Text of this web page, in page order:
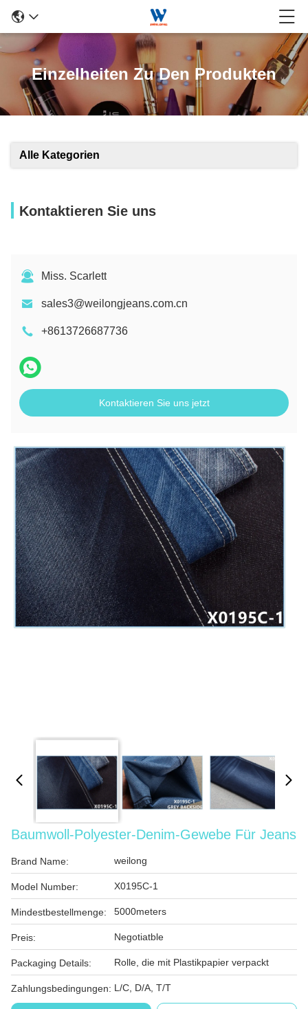
Einzelheiten Zu Den Produkten
Alle Kategorien
Kontaktieren Sie uns
Miss. Scarlett
sales3@weilongjeans.com.cn
+8613726687736
Kontaktieren Sie uns jetzt
Baumwoll-Polyester-Denim-Gewebe Für Jeans
Brand Name: weilong
Model Number: X0195C-1
Mindestbestellmenge: 5000meters
Preis: Negotiatble
Packaging Details: Rolle, die mit Plastikpapier verpackt
Zahlungsbedingungen: L/C, D/A, T/T